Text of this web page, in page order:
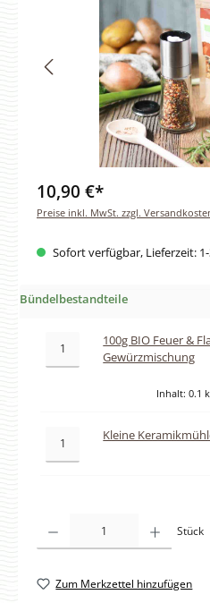
10,90 €*
Preise inkl. MwSt. zzgl.
Sofort verfügbar, Lieferzeit:
Bündelbestandteile
100g BIO Feuer &
Gewürzmischung
Inhalt: 0.1
Kleine
Stück
Zum Merkzettel hinzufügen